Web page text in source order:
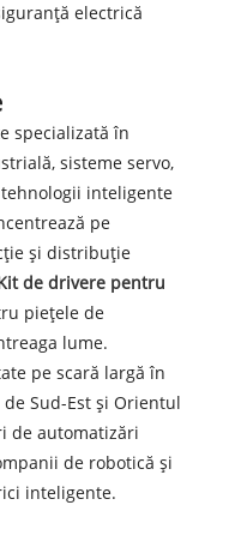
electrică
specializată în
sisteme servo,
inteligente
pe
și distribuție
de drivere pentru
piețele de
lume.
pe scară largă în
Sud-Est și Orientul
de automatizări
de robotică și
inteligente.